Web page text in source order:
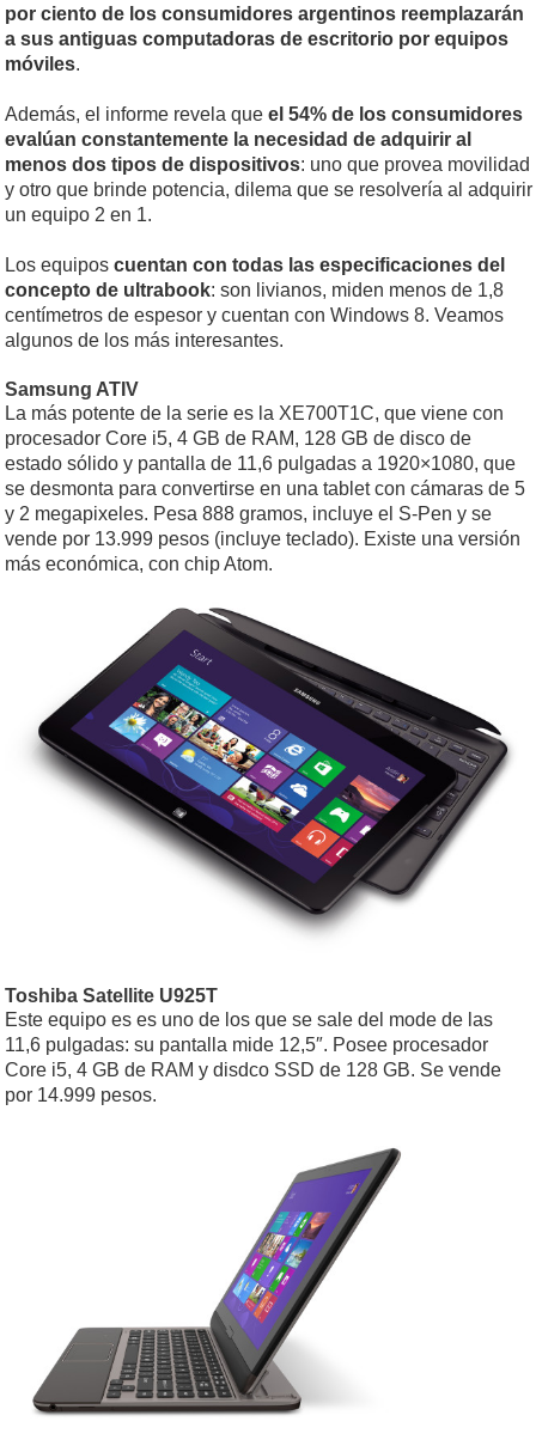
por ciento de los consumidores argentinos reemplazarán
a sus antiguas computadoras de escritorio por equipos
móviles.
Además, el informe revela que el 54% de los consumidores
evalúan constantemente la necesidad de adquirir al
menos dos tipos de dispositivos: uno que provea movilidad
y otro que brinde potencia, dilema que se resolvería al adquirir
un equipo 2 en 1.
Los equipos cuentan con todas las especificaciones del
concepto de ultrabook: son livianos, miden menos de 1,8
centímetros de espesor y cuentan con Windows 8. Veamos
algunos de los más interesantes.
Samsung ATIV
La más potente de la serie es la XE700T1C, que viene con
procesador Core i5, 4 GB de RAM, 128 GB de disco de
estado sólido y pantalla de 11,6 pulgadas a 1920×1080, que
se desmonta para convertirse en una tablet con cámaras de 5
y 2 megapixeles. Pesa 888 gramos, incluye el S-Pen y se
vende por 13.999 pesos (incluye teclado). Existe una versión
más económica, con chip Atom.
Toshiba Satellite U925T
Este equipo es es uno de los que se sale del mode de las
11,6 pulgadas: su pantalla mide 12,5″. Posee procesador
Core i5, 4 GB de RAM y disdco SSD de 128 GB. Se vende
por 14.999 pesos.